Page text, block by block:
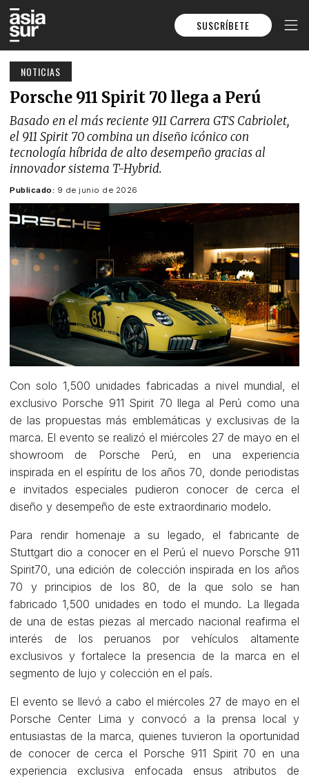
SUSCRÍBETE
NOTICIAS
Porsche 911 Spirit 70 llega a Perú
Basado en el más reciente 911 Carrera GTS Cabriolet,
el 911 Spirit 70 combina un diseño icónico con
tecnología híbrida de alto desempeño gracias al
innovador sistema T-Hybrid.
Publicado: 9 de junio de 2026
Con solo 1,500 unidades fabricadas a nivel mundial, el
exclusivo Porsche 911 Spirit 70 llega al Perú como una
de las propuestas más emblemáticas y exclusivas de la
marca. El evento se realizó el miércoles 27 de mayo en el
showroom de Porsche Perú, en una experiencia
inspirada en el espíritu de los años 70, donde periodistas
e invitados especiales pudieron conocer de cerca el
diseño y desempeño de este extraordinario modelo.
Para rendir homenaje a su legado, el fabricante de
Stuttgart dio a conocer en el Perú el nuevo Porsche 911
Spirit70, una edición de colección inspirada en los años
70 y principios de los 80, de la que solo se han
fabricado 1,500 unidades en todo el mundo. La llegada
de una de estas piezas al mercado nacional reafirma el
interés de los peruanos por vehículos altamente
exclusivos y fortalece la presencia de la marca en el
segmento de lujo y colección en el país.
El evento se llevó a cabo el miércoles 27 de mayo en el
Porsche Center Lima y convocó a la prensa local y
entusiastas de la marca, quienes tuvieron la oportunidad
de conocer de cerca el Porsche 911 Spirit 70 en una
experiencia exclusiva enfocada ensus atributos de